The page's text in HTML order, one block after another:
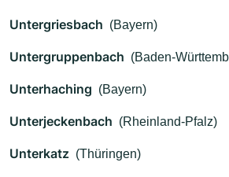
Untergriesbach (Bayern)
Untergruppenbach (Baden-
Unterhaching (Bayern)
Unterjeckenbach (Rheinland-Pfalz)
Unterkatz (Thüringen)